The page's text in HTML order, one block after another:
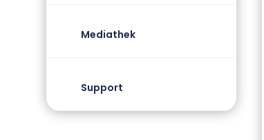
Mediathek
Support